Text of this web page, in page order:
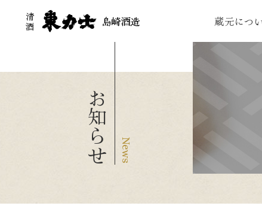
蔵元につ
お知らせ